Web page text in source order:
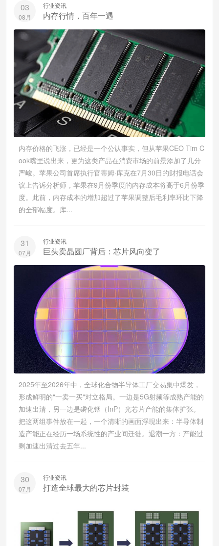
03
08月
行业资讯
内存行情，百年一遇
内存价格的飞涨，已经是一个公认事实，但从苹果CEO Tim C
ook嘴里说出来，更为这类产品在消费市场的前景添加了几分
严峻。苹果公司首席执行官蒂姆·库克在7月30日的财报电话会
议上告诉分析师，苹果在9月份季度的内存成本将高于6月份季
度。此前，内存成本的增加超过了苹果调整后毛利率环比下降
的全部幅度。库...
31
07月
行业资讯
巨头卖晶圆厂背后：芯片风向变了
2025年至2026年中，全球化合物半导体工厂交易集中爆发，
形成鲜明的"一卖一买"对立格局。一边是5G射频等成熟产能的
加速出清，另一边是磷化铟（InP）光芯片产能的集体扩张。
把这两组事件放在一起，一个清晰的画面浮现出来：半导体制
造产能正在经历一场系统性的产业间迁徙。退潮一方：产能过
剩加速出清过去五年...
30
07月
行业资讯
打造全球最大的芯片封装